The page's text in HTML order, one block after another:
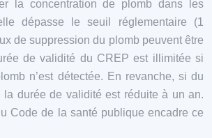
la concentration de plomb dans les
dépasse le seuil réglementaire (1
de suppression du plomb peuvent être
de validité du CREP est illimitée si
n’est détectée. En revanche, si du
la durée de validité est réduite à un an.
Code de la santé publique encadre ce